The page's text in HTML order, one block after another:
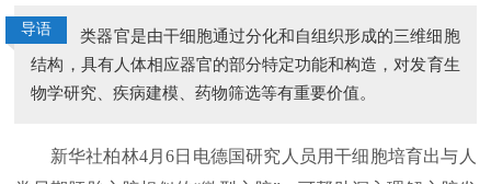
导语
类器官是由干细胞通过分化和自组织形成的三维细胞
结构，具有人体相应器官的部分特定功能和构造，对发育生
物学研究、疾病建模、药物筛选等有重要价值。
新华社柏林4月6日电德国研究人员用干细胞培育出与人